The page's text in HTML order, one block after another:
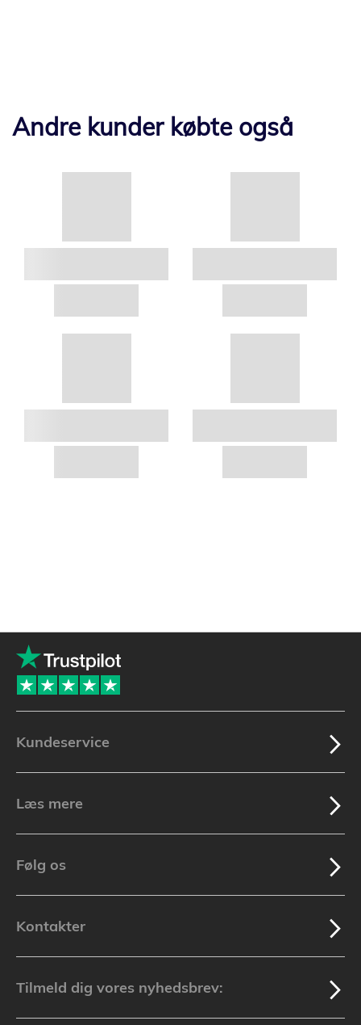
Andre kunder købte også
Kundeservice
Læs mere
Følg os
Kontakter
Tilmeld dig vores nyhedsbrev: